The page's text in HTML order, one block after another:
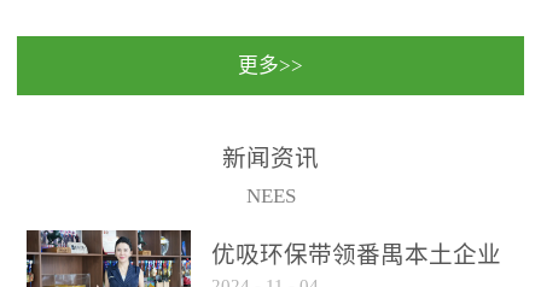
民法院室内除甲醛空气治
保施工日期：2020年1月珠
国家通过设在对外开放口
（及各出入境边防检查
更多>>
新闻资讯
NEES
优吸环保带领番禺本​土企业